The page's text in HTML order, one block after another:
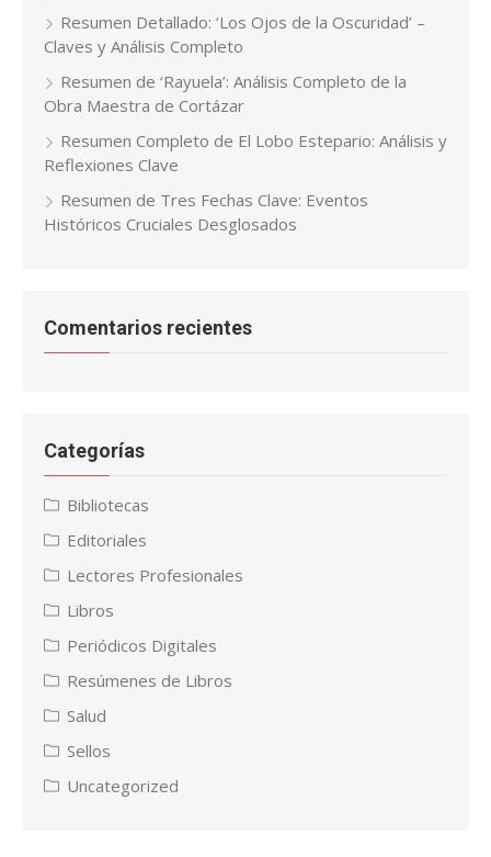
Resumen Detallado: ‘Los Ojos de la Oscuridad’ –
Claves y Análisis Completo
Resumen de ‘Rayuela’: Análisis Completo de la
Obra Maestra de Cortázar
Resumen Completo de El Lobo Estepario: Análisis y
Reflexiones Clave
Resumen de Tres Fechas Clave: Eventos
Históricos Cruciales Desglosados
Comentarios recientes
Categorías
Bibliotecas
Editoriales
Lectores Profesionales
Libros
Periódicos Digitales
Resúmenes de Libros
Salud
Sellos
Uncategorized